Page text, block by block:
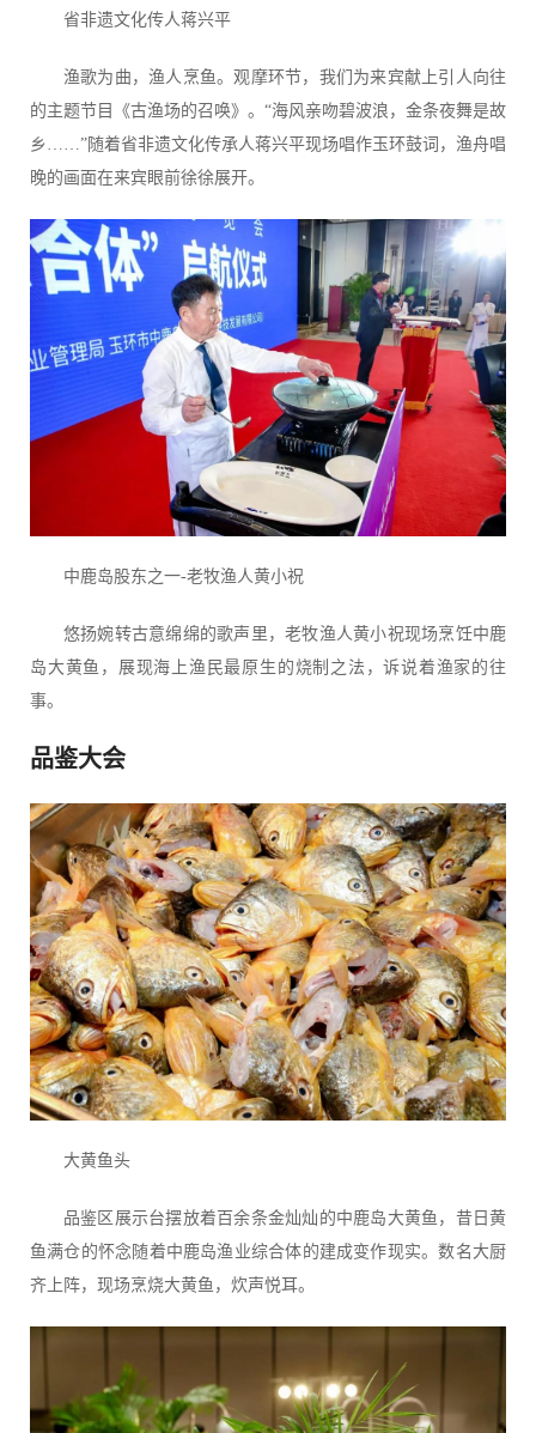
省非遗文化传人蒋兴平
渔歌为曲，渔人烹鱼。观摩环节，我们为来宾献上引人向往
的主题节目《古渔场的召唤》。 “海风亲吻碧波浪，金条夜舞是故
乡……”随着省非遗文化传承人蒋兴平现场唱作玉环鼓词，渔舟唱
晚的画面在来宾眼前徐徐展开。
中鹿岛股东之一-老牧渔人黄小祝
悠扬婉转古意绵绵的歌声里，老牧渔人黄小祝现场烹饪中鹿
岛大黄鱼，展现海上渔民最原生的烧制之法，诉说着渔家的往
事。
品鉴大会
大黄鱼头
品鉴区展示台摆放着百余条金灿灿的中鹿岛大黄鱼，昔日黄
鱼满仓的怀念随着中鹿岛渔业综合体的建成变作现实。数名大厨
齐上阵，现场烹烧大黄鱼，炊声悦耳。